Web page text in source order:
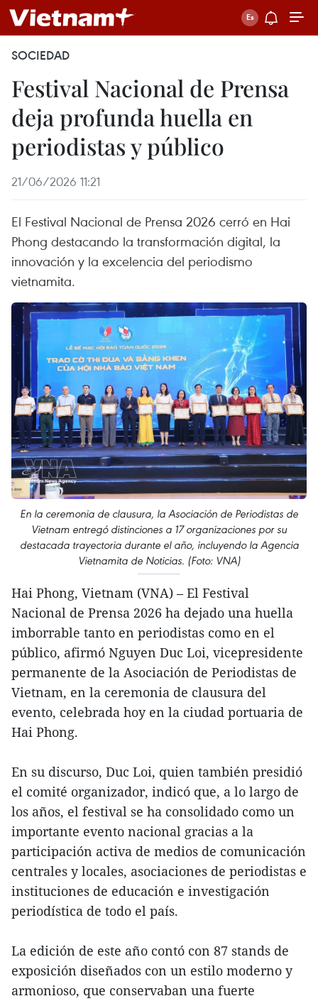
SOCIEDAD
Festival Nacional de Prensa
deja profunda huella en
periodistas y público
21/06/2026 11:21
El Festival Nacional de Prensa 2026 cerró en Hai
Phong destacando la transformación digital, la
innovación y la excelencia del periodismo
vietnamita.
En la ceremonia de clausura, la Asociación de Periodistas de
Vietnam entregó distinciones a 17 organizaciones por su
destacada trayectoria durante el año, incluyendo la Agencia
Vietnamita de Noticias. (Foto: VNA)
Hai Phong, Vietnam (VNA) – El Festival
Nacional de Prensa 2026 ha dejado una huella
imborrable tanto en periodistas como en el
público, afirmó Nguyen Duc Loi, vicepresidente
permanente de la Asociación de Periodistas de
Vietnam, en la ceremonia de clausura del
evento, celebrada hoy en la ciudad portuaria de
Hai Phong.
En su discurso, Duc Loi, quien también presidió
el comité organizador, indicó que, a lo largo de
los años, el festival se ha consolidado como un
importante evento nacional gracias a la
participación activa de medios de comunicación
centrales y locales, asociaciones de periodistas e
instituciones de educación e investigación
periodística de todo el país.
La edición de este año contó con 87 stands de
exposición diseñados con un estilo moderno y
armonioso, que conservaban una fuerte